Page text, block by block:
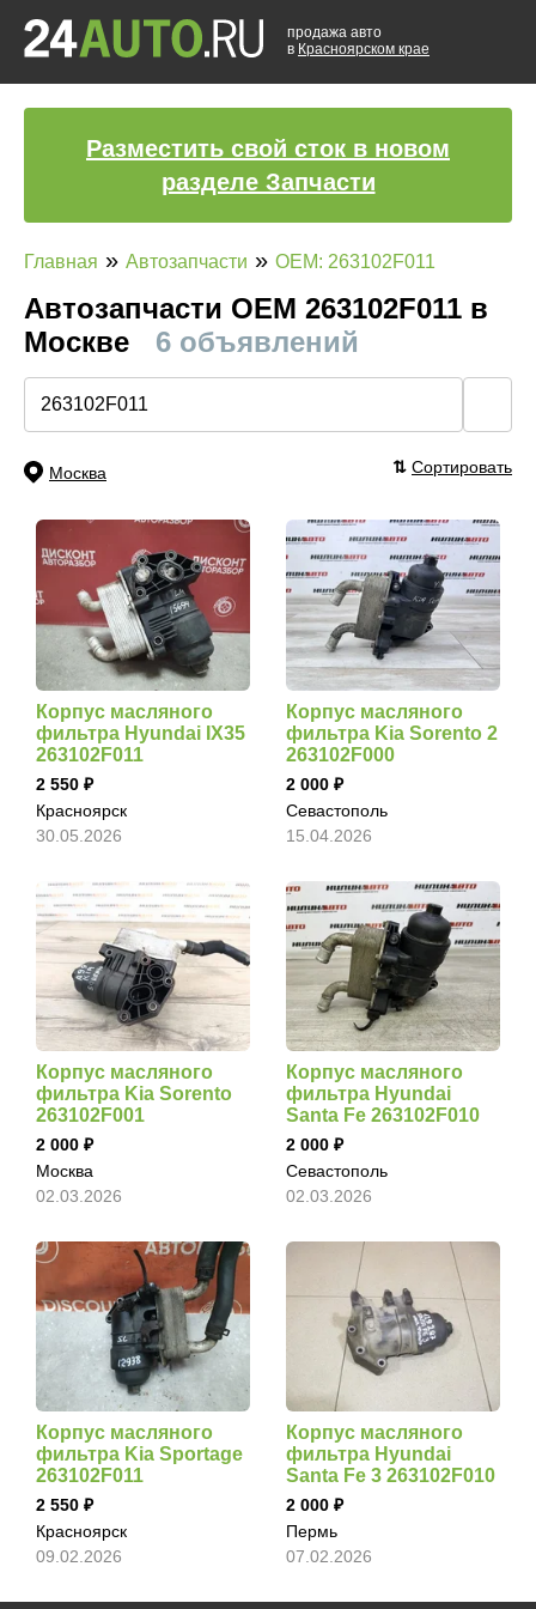
продажа авто
в Красноярском крае
Разместить свой сток в новом
разделе Запчасти
Главная » Автозапчасти » OEM: 263102F011
Автозапчасти ОЕМ 263102F011 в
Москве
6 объявлений
Москва ⇅ Сортировать
Корпус масляного
фильтра Hyundai IX35
263102F011
2 550
Красноярск
30.05.2026
Корпус масляного
фильтра Kia Sorento 2
263102F000
2 000
Севастополь
15.04.2026
Корпус масляного
фильтра Kia Sorento
263102F001
2 000
Москва
02.03.2026
Корпус масляного
фильтра Hyundai
Santa Fe 263102F010
2 000
Севастополь
02.03.2026
Корпус масляного
фильтра Kia Sportage
263102F011
2 550
Красноярск
09.02.2026
Корпус масляного
фильтра Hyundai
Santa Fe 3 263102F010
2 000
Пермь
07.02.2026